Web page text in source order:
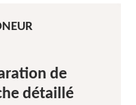
de
détaillé